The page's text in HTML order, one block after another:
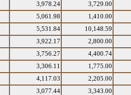
3,978.24 3,729.00
5,061.98 1,410.00
5,531.84 10,148.59
3,922.17 2,800.00
3,756.27 4,400.74
3,306.11 1,775.00
4,117.03 2,205.00
3,077.44 3,343.00